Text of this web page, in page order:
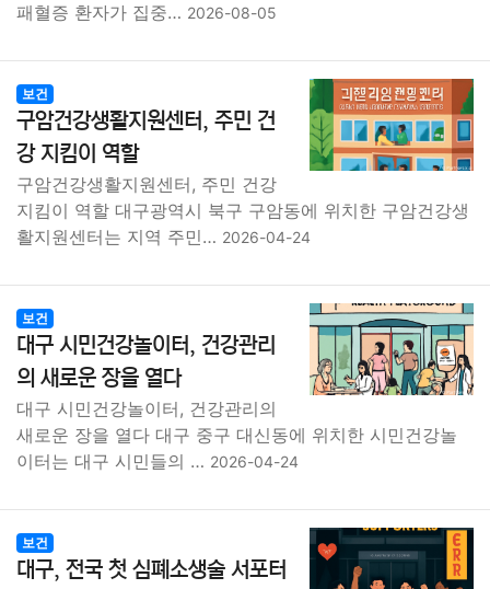
패혈증 환자가 집중… 2026-08-05
보건
구암건강생활지원센터, 주민 건
강 지킴이 역할
구암건강생활지원센터, 주민 건강
지킴이 역할 대구광역시 북구 구암동에 위치한 구암건강생
활지원센터는 지역 주민… 2026-04-24
보건
대구 시민건강놀이터, 건강관리
의 새로운 장을 열다
대구 시민건강놀이터, 건강관리의
새로운 장을 열다 대구 중구 대신동에 위치한 시민건강놀
이터는 대구 시민들의 … 2026-04-24
보건
대구, 전국 첫 심폐소생술 서포터